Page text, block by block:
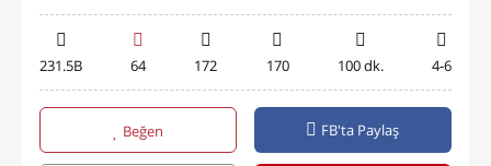
231.5B 64 172 170 100 dk. 4-6
Beğen FB'ta Paylaş